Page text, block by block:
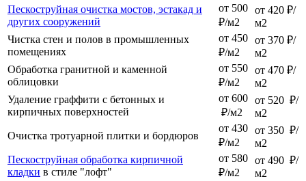
Пескоструйная очистка мостов, эстакад и
других сооружений
от 500
₽/м2
от 420 ₽/
м2
Чистка стен и полов в промышленных
помещениях
от 450
₽/м2
от 370 ₽/
м2
Обработка гранитной и каменной
облицовки
от 550
₽/м2
от 470 ₽/
м2
Удаление граффити с бетонных и
кирпичных поверхностей
от 600
₽/м2
от 520 ₽/
м2
Очистка тротуарной плитки и бордюров
от 430
₽/м2
от 350 ₽/
м2
Пескоструйная обработка кирпичной
кладки в стиле "лофт"
от 580
₽/м2
от 490 ₽/
м2